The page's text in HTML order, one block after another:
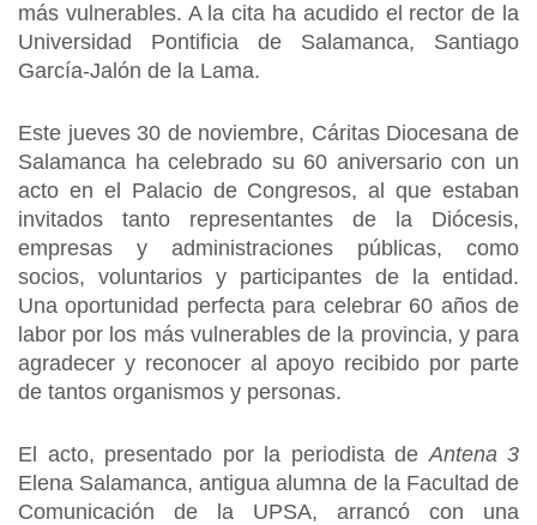
más vulnerables. A la cita ha acudido el rector de la
Universidad Pontificia de Salamanca, Santiago
García-Jalón de la Lama.
Este jueves 30 de noviembre, Cáritas Diocesana de
Salamanca ha celebrado su 60 aniversario con un
acto en el Palacio de Congresos, al que estaban
invitados tanto representantes de la Diócesis,
empresas y administraciones públicas, como
socios, voluntarios y participantes de la entidad.
Una oportunidad perfecta para celebrar 60 años de
labor por los más vulnerables de la provincia, y para
agradecer y reconocer al apoyo recibido por parte
de tantos organismos y personas.
El acto, presentado por la periodista deAntena 3
Elena Salamanca, antigua alumna de la Facultad de
Comunicación de la UPSA, arrancó con una